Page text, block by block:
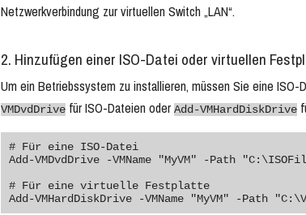
Netzwerkverbindung zur virtuellen Switch „LAN“.
2. Hinzufügen einer ISO-Datei oder virtuellen
Um ein Betriebssystem zu installieren, müssen Sie eine
VMDvdDrive für ISO-Dateien oder Add-VMHardDiskDrive
# Für eine ISO-Datei
Add-VMDvdDrive -VMName "MyVM" -Path
# Für eine virtuelle Festplatte